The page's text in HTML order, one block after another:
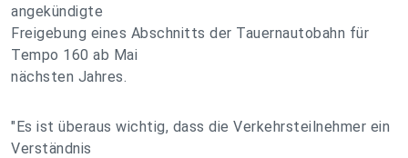
angekündigte
Freigebung eines Abschnitts der Tauernautobahn für
Tempo 160 ab Mai
nächsten Jahres.
"Es ist überaus wichtig, dass die Verkehrsteilnehmer ein
Verständnis